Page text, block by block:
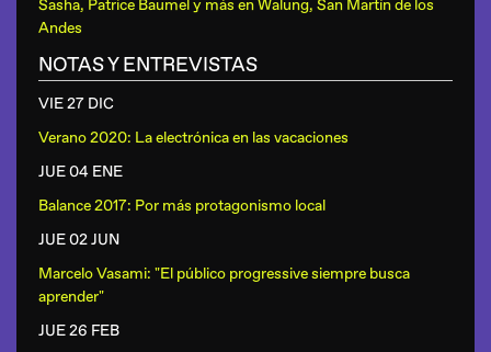
Sasha, Patrice Baumel y más enWalung, San Martín de los
Andes
NOTAS Y ENTREVISTAS
VIE 27 DIC
Verano 2020: La electrónica en las vacaciones
JUE 04 ENE
Balance 2017: Por más protagonismo local
JUE 02 JUN
Marcelo Vasami: "El público progressive siempre busca
aprender"
JUE 26 FEB